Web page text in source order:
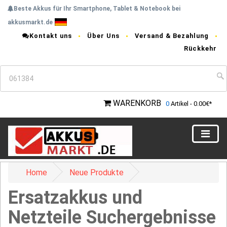
Beste Akkus für Ihr Smartphone, Tablet & Notebook bei
akkusmarkt.de
Kontakt uns Über Uns
Versand & Bezahlung
Rückkehr
WARENKORB 0 Artikel - 0.00€*
Home Neue Produkte
Ersatzakkus und
Netzteile Suchergebnisse